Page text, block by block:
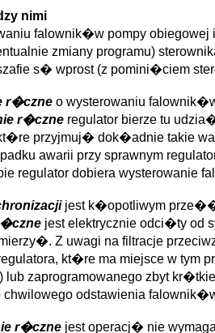
nimi
falownik�w pompy
zmiany programu)
s� wprost (z pomini�ciem
r�czne o wysterowaniu
r�czne regulator bierze tu
przyjmuj� dok�adnie takie
awarii przy sprawnym
regulator dobiera wysterowanie
jest k�opotliwym
jest elektrycznie odci�ty od
Z uwagi na filtracje
kt�re ma miejsce w
zaprogramowanego zbyt
odstawienia
r�czne jest operacj� nie